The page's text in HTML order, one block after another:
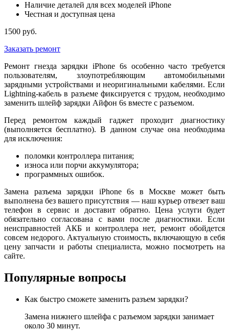
Наличие деталей для всех моделей iPhone
Честная и доступная цена
1500 руб.
Заказать ремонт
Ремонт гнезда зарядки iPhone 6s особенно часто требуется
пользователям, злоупотребляющим автомобильными
зарядными устройствами и неоригинальными кабелями. Если
Lightning-кабель в разъеме фиксируется с трудом, необходимо
заменить шлейф зарядки Айфон 6s вместе с разъемом.
Перед ремонтом каждый гаджет проходит диагностику
(выполняется бесплатно). В данном случае она необходима
для исключения:
поломки контроллера питания;
износа или порчи аккумулятора;
программных ошибок.
Замена разъема зарядки iPhone 6s в Москве может быть
выполнена без вашего присутствия — наш курьер отвезет ваш
телефон в сервис и доставит обратно. Цена услуги будет
обязательно согласована с вами после диагностики. Если
неисправностей АКБ и контроллера нет, ремонт обойдется
совсем недорого. Актуальную стоимость, включающую в себя
цену запчасти и работы специалиста, можно посмотреть на
сайте.
Популярные вопросы
Как быстро сможете заменить разъем зарядки?
Замена нижнего шлейфа с разъемом зарядки занимает
около 30 минут.